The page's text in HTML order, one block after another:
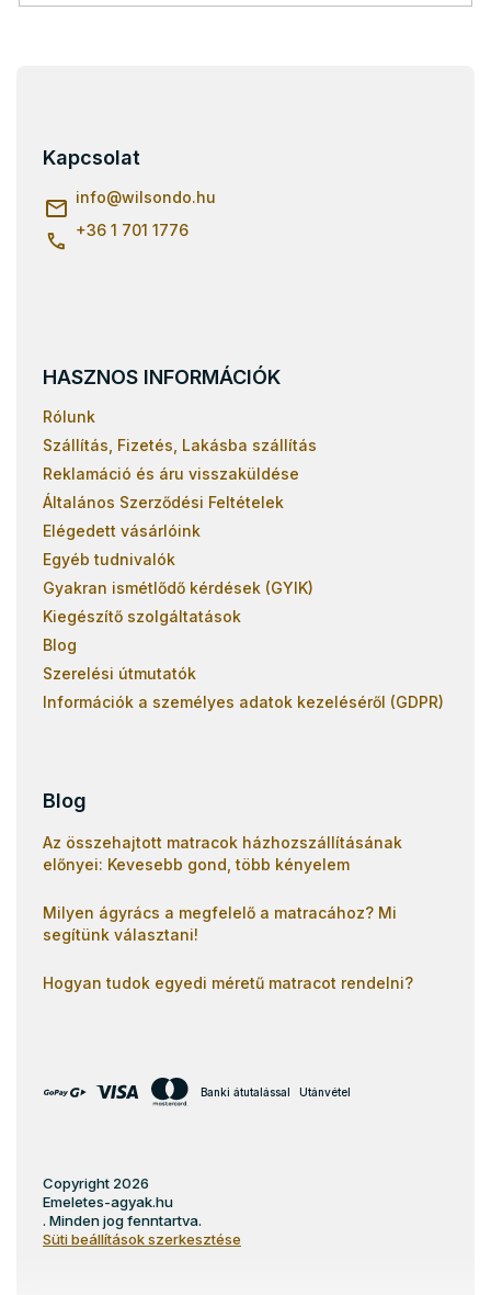
Kapcsolat
info@wilsondo.hu
+36 1 701 1776
HASZNOS INFORMÁCIÓK
Rólunk
Szállítás, Fizetés, Lakásba szállítás
Reklamáció és áru visszaküldése
Általános Szerződési Feltételek
Elégedett vásárlóink
Egyéb tudnivalók
Gyakran ismétlődő kérdések (GYIK)
Kiegészítő szolgáltatások
Blog
Szerelési útmutatók
Információk a személyes adatok kezeléséről (GDPR)
Blog
Az összehajtott matracok házhozszállításának
előnyei: Kevesebb gond, több kényelem
Milyen ágyrács a megfelelő a matracához? Mi
segítünk választani!
Hogyan tudok egyedi méretű matracot rendelni?
Banki átutalással Utánvétel
Copyright 2026
Emeletes-agyak.hu
. Minden jog fenntartva.
Süti beállítások szerkesztése